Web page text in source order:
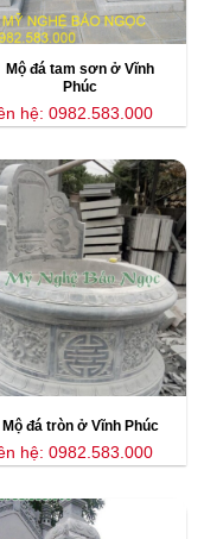
Mộ đá tam sơn ở Vĩnh
Phúc
hệ: 0982.583.000
Mộ đá tròn ở Vĩnh Phúc
hệ: 0982.583.000